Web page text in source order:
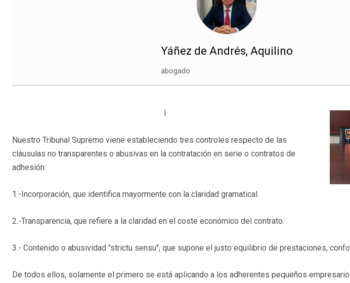
Yáñez de Andrés, Aquilino
abogado
Nuestro Tribunal Supremo viene estableciendo tres controles respecto de las
cláusulas no transparentes o abusivas en la contratación en serie o contratos de
adhesión:
1.-Incorporación, que identifica mayormente con la claridad gramatical.
2.-Transparencia, que refiere a la claridad en el coste económico del contrato.
3.- Contenido o abusividad "strictu sensu", que supone el justo equilibrio de prestaciones,
De todos ellos, solamente el primero se está aplicando a los adherentes pequeños